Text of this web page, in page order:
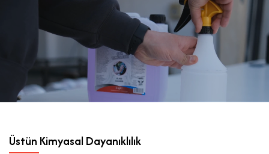
Üstün Kimyasal Dayanıklılık